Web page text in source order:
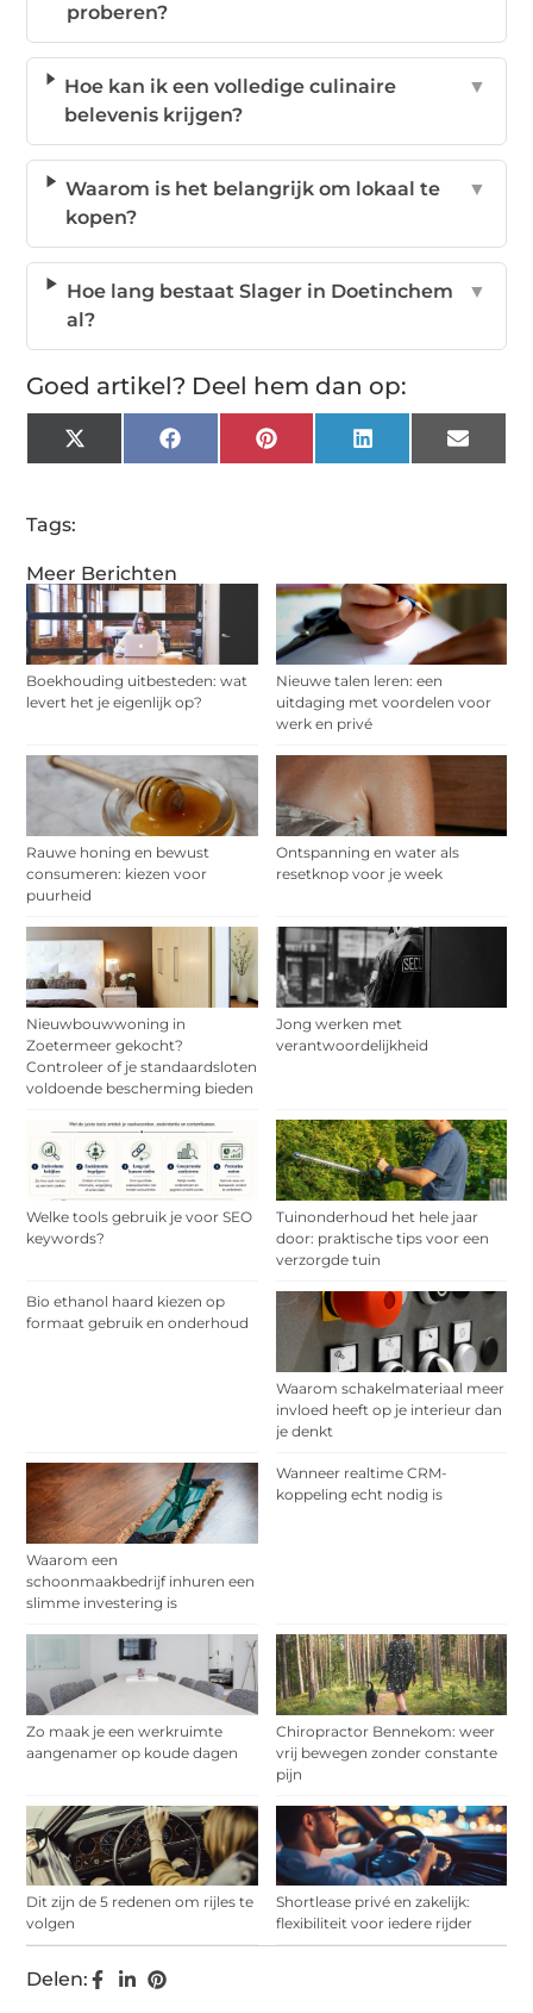
Meer Berichten
Boekhouding uitbesteden: wat
levert het je eigenlijk op?
Nieuwe talen leren: een
uitdaging met voordelen voor
werk en privé
Rauwe honing en bewust
consumeren: kiezen voor
puurheid
Ontspanning en water als
resetknop voor je week
Nieuwbouwwoning in
Zoetermeer gekocht?
Controleer of je standaardsloten
voldoende bescherming bieden
Jong werken met
verantwoordelijkheid
Welke tools gebruik je voor SEO
keywords?
Tuinonderhoud het hele jaar
door: praktische tips voor een
verzorgde tuin
Bio ethanol haard kiezen op
formaat gebruik en onderhoud
Waarom schakelmateriaal meer
invloed heeft op je interieur dan
je denkt
Waarom een
schoonmaakbedrijf inhuren een
slimme investering is
Wanneer realtime CRM-
koppeling echt nodig is
Zo maak je een werkruimte
aangenamer op koude dagen
Chiropractor Bennekom: weer
vrij bewegen zonder constante
pijn
Dit zijn de 5 redenen om rijles te
volgen
Shortlease privé en zakelijk:
flexibiliteit voor iedere rijder
Delen:
proberen?
Hoe kan ik een volledige culinaire
belevenis krijgen?
▼
Waarom is het belangrijk om lokaal te
kopen?
▼
Hoe lang bestaat Slager in Doetinchem
al?
▼
Goed artikel? Deel hem dan op:
X
(Twitter)
FacebookPinterestLinkedIn Email
Tags: